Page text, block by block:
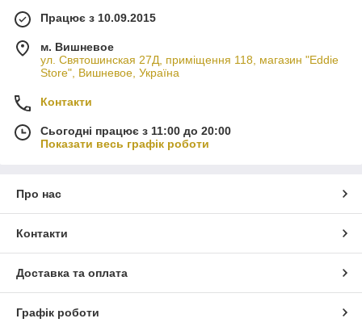
Працює з 10.09.2015
м. Вишневое
ул. Святошинская 27Д, приміщення 118, магазин "Eddie
Store", Вишневое, Україна
Контакти
Сьогодні працює з 11:00 до 20:00
Показати весь графік роботи
Про нас
Контакти
Доставка та оплата
Графік роботи